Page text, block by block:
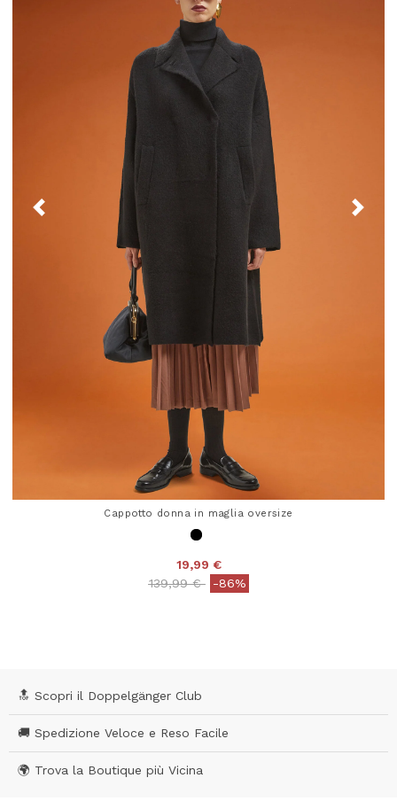
Cappotto donna in maglia oversize
19,99 €
Price reduced from
139,99 €to-86%
🔝 Scopri il Doppelgänger Club
🚚 Spedizione Veloce e Reso Facile
🌍 Trova la Boutique più Vicina